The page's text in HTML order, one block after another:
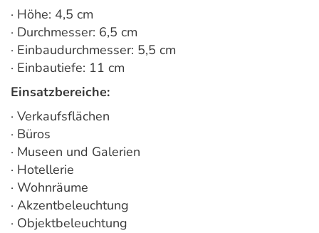
· Höhe: 4,5 cm
· Durchmesser: 6,5 cm
· Einbaudurchmesser: 5,5 cm
· Einbautiefe: 11 cm
Einsatzbereiche:
· Verkaufsflächen
· Büros
· Museen und Galerien
· Hotellerie
· Wohnräume
· Akzentbeleuchtung
· Objektbeleuchtung